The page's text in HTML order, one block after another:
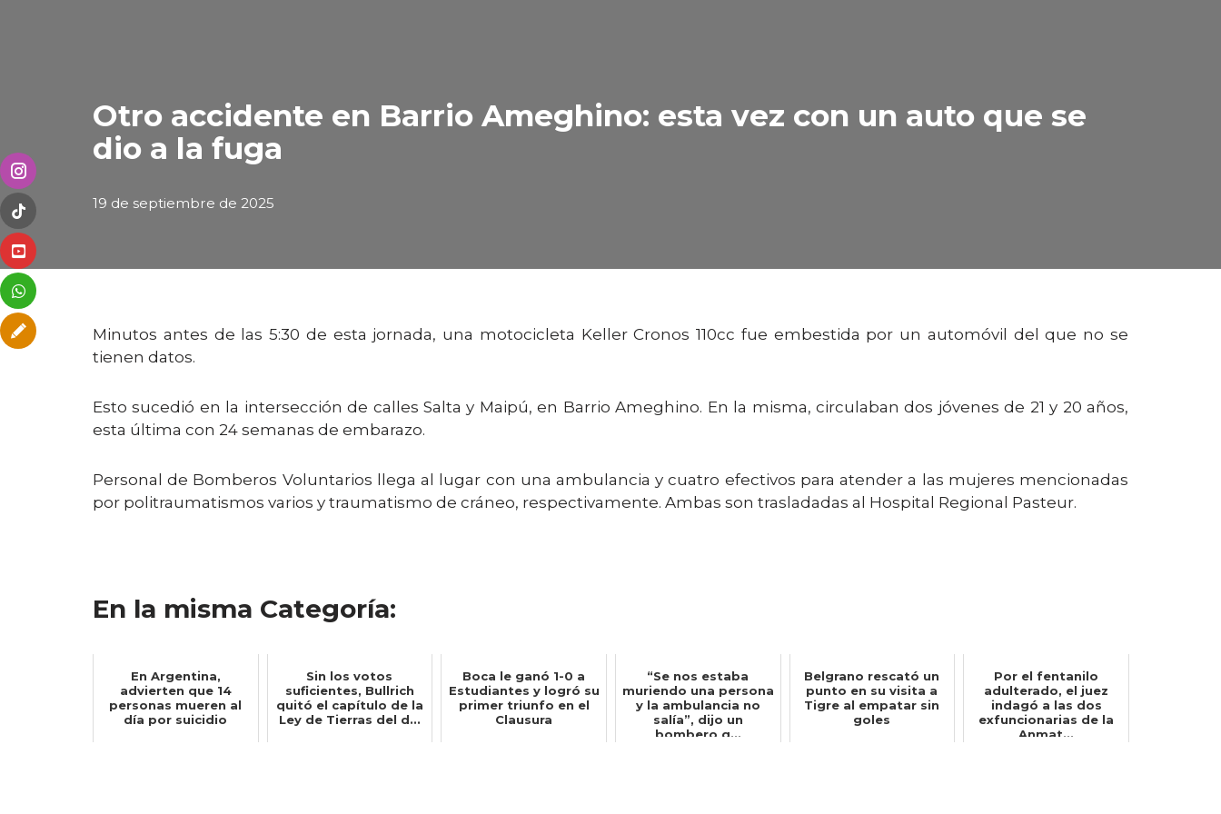
Otro accidente en Barrio Ameghino: esta vez con un auto que se
dio a la fuga
19 de septiembre de 2025
Minutos antes de las 5:30 de esta jornada, una motocicleta Keller Cronos 110cc fue embestida por un automóvil del que no se
tienen datos.
Esto sucedió en la intersección de calles Salta y Maipú, en Barrio Ameghino. En la misma, circulaban dos jóvenes de 21 y 20 años,
esta última con 24 semanas de embarazo.
Personal de Bomberos Voluntarios llega al lugar con una ambulancia y cuatro efectivos para atender a las mujeres mencionadas
por politraumatismos varios y traumatismo de cráneo, respectivamente. Ambas son trasladadas al Hospital Regional Pasteur.
En la misma Categoría:
En Argentina,
advierten que 14
personas mueren al
día por suicidio
Sin los votos
suficientes, Bullrich
quitó el capítulo de la
Ley de Tierras del d...
Boca le ganó 1-0 a
Estudiantes y logró su
primer triunfo en el
Clausura
“Se nos estaba
muriendo una persona
y la ambulancia no
salía”, dijo un
bombero q...
Belgrano rescató un
punto en su visita a
Tigre al empatar sin
goles
Por el fentanilo
adulterado, el juez
indagó a las dos
exfuncionarias de la
Anmat...